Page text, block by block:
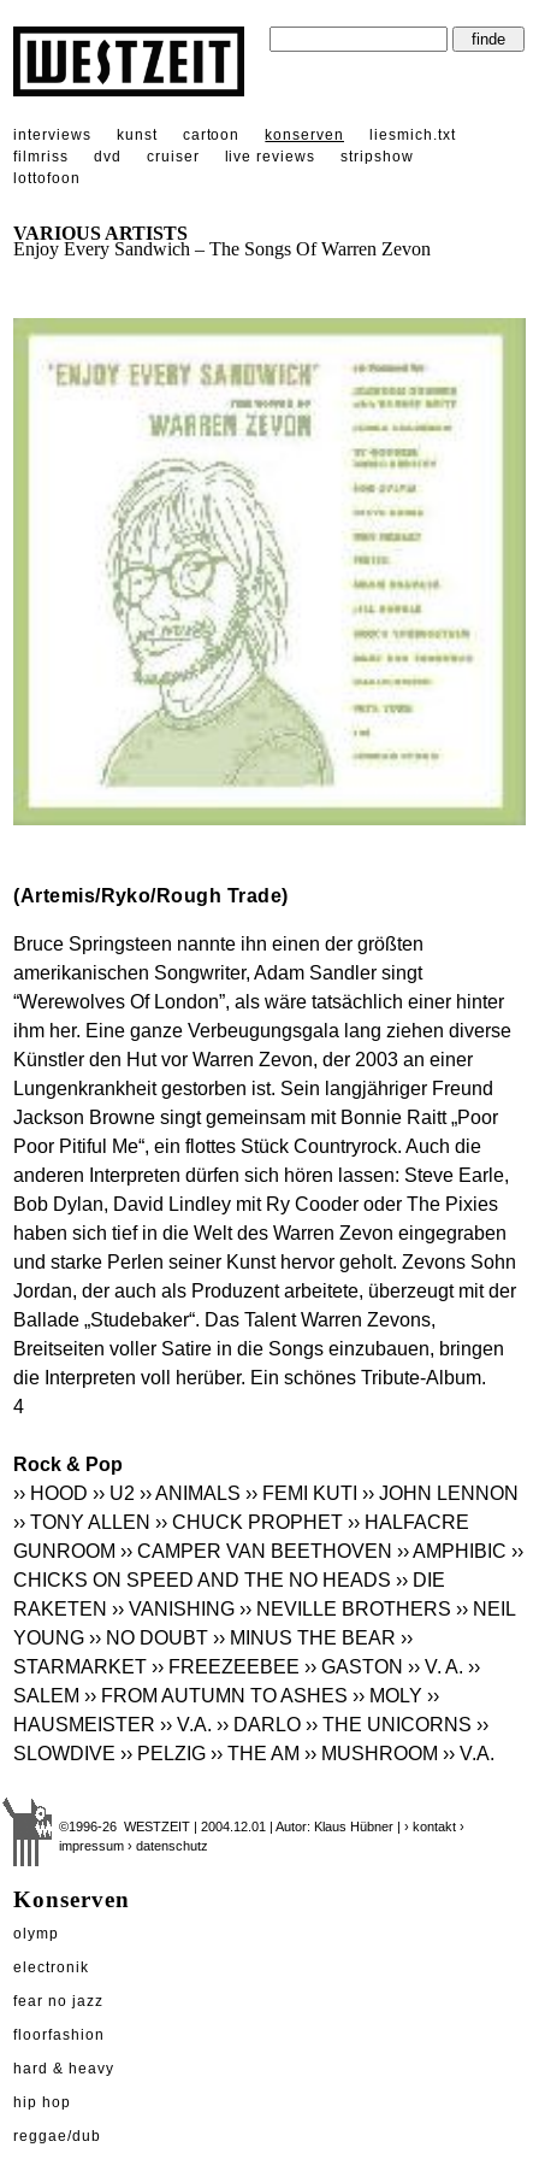
interviews kunst cartoon konserven
liesmich.txt
filmriss
dvd cruiser live reviews
stripshow
lottofoon
VARIOUS ARTISTS
Enjoy Every Sandwich – The Songs Of Warren Zevon
(Artemis/Ryko/Rough Trade)
Bruce Springsteen nannte ihn einen der größten
amerikanischen Songwriter, Adam Sandler singt
“Werewolves Of London”, als wäre tatsächlich einer hinter
ihm her. Eine ganze Verbeugungsgala lang ziehen diverse
Künstler den Hut vor Warren Zevon, der 2003 an einer
Lungenkrankheit gestorben ist. Sein langjähriger Freund
Jackson Browne singt gemeinsam mit Bonnie Raitt „Poor
Poor Pitiful Me“, ein flottes Stück Countryrock. Auch die
anderen Interpreten dürfen sich hören lassen: Steve Earle,
Bob Dylan, David Lindley mit Ry Cooder oder The Pixies
haben sich tief in die Welt des Warren Zevon eingegraben
und starke Perlen seiner Kunst hervor geholt. Zevons Sohn
Jordan, der auch als Produzent arbeitete, überzeugt mit der
Ballade „Studebaker“. Das Talent Warren Zevons,
Breitseiten voller Satire in die Songs einzubauen, bringen
die Interpreten voll herüber. Ein schönes Tribute-Album.
4
Rock & Pop
›› HOOD ›› U2 ›› ANIMALS ›› FEMI KUTI ›› JOHN LENNON
›› TONY ALLEN ›› CHUCK PROPHET ›› HALFACRE
GUNROOM ›› CAMPER VAN BEETHOVEN ›› AMPHIBIC ››
CHICKS ON SPEED AND THE NO HEADS ›› DIE
RAKETEN ›› VANISHING ›› NEVILLE BROTHERS ›› NEIL
YOUNG ›› NO DOUBT ›› MINUS THE BEAR ››
STARMARKET ›› FREEZEEBEE ›› GASTON ›› V. A. ››
SALEM ›› FROM AUTUMN TO ASHES ›› MOLY ››
HAUSMEISTER ›› V.A. ›› DARLO ›› THE UNICORNS ››
SLOWDIVE ›› PELZIG ›› THE AM ›› MUSHROOM ›› V.A.
©1996-26 WESTZEIT | 2004.12.01 | Autor: Klaus Hübner |› kontakt ›
impressum › datenschutz
Konserven
olymp
electronik
fear no jazz
floorfashion
hard & heavy
hip hop
reggae/dub